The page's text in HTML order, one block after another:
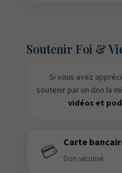
Soutenir Foi &
Si vous avez
soutenir par un don la
vidéos et
💳 Carte
Don sécurisé